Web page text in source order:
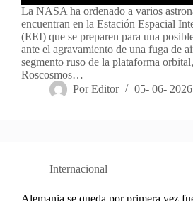
La NASA ha ordenado a varios
encuentran en la Estación Espacial
(EEI) que se preparen para una
ante el agravamiento de una fuga de
segmento ruso de la plataforma
Roscosmos…
Por Editor 05- 06- 2026
Internacional